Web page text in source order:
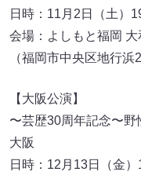
日時：11月2日（土）
会場：よしもと福岡
（福岡市中央区地行浜
【大阪公演】
〜芸歴30周年記念〜野
大阪
日時：12月13日（金